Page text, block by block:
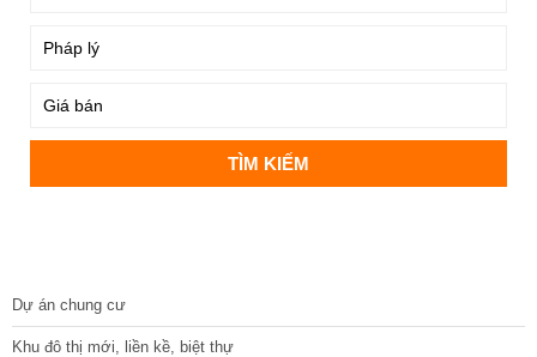
Dự án chung cư
Khu đô thị mới, liền kề, biệt thự